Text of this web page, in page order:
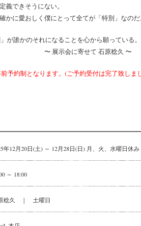
義できそうにない。
かに愛おしく僕にとって全てが「特別」なのだ
が誰かのそれになることを心から願っている。
せて 石原稔久 〜
予約制となります。(ご予約受付は完了致しま
年12月20日(土) ～ 12月28日(日) 月、火、水曜日休み
～ 18:00
稔久 ｜ 土曜日